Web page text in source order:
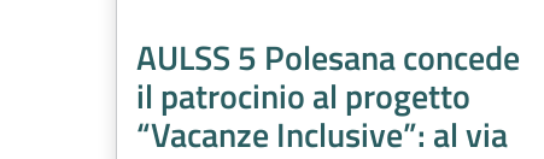
AULSS 5 Polesana concede
il patrocinio al progetto
“Vacanze Inclusive”: al via